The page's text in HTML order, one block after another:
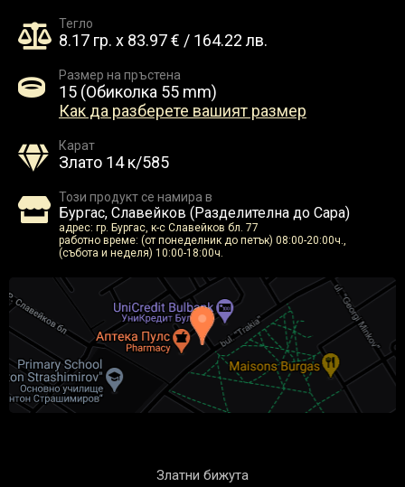
Тегло
8.17 гр. x 83.97 € / 164.22 лв.
Размер на пръстена
15 (Обиколка 55 mm)
Как да разберете вашият размер
Карат
Злато 14 к/585
Този продукт се намира в
Бургас, Славейков (Разделителна до Сара)
адрес: гр. Бургас, к-с Славейков бл. 77
работно време: (от понеделник до петък) 08:00-20:00ч.,
(събота и неделя) 10:00-18:00ч.
Златни бижута